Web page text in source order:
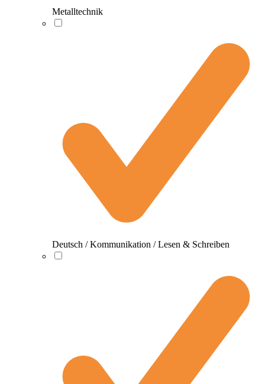
Metalltechnik
Deutsch / Kommunikation / Lesen & Schreiben